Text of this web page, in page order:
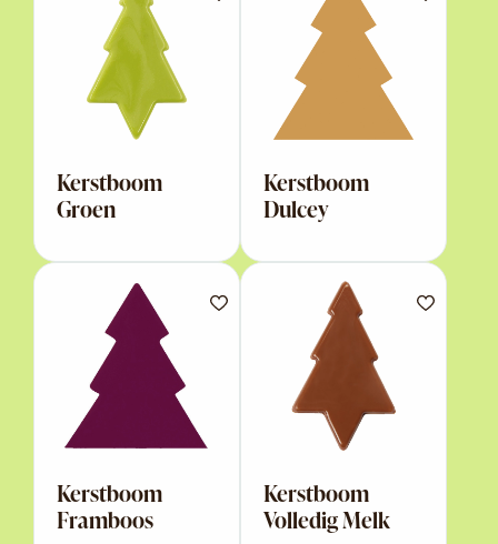
Kerstboom
Groen
Kerstboom
Dulcey
Kerstboom
Framboos
Kerstboom
Volledig Melk